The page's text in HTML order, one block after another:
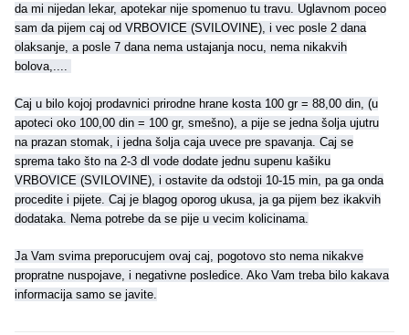
da mi nijedan lekar, apotekar nije spomenuo tu travu. Uglavnom poceo
sam da pijem caj od VRBOVICE (SVILOVINE), i vec posle 2 dana
olaksanje, a posle 7 dana nema ustajanja nocu, nema nikakvih
bolova,....
Caj u bilo kojoj prodavnici prirodne hrane kosta 100 gr = 88,00 din, (u
apoteci oko 100,00 din = 100 gr, smešno), a pije se jedna šolja ujutru
na prazan stomak, i jedna šolja caja uvece pre spavanja. Caj se
sprema tako što na 2-3 dl vode dodate jednu supenu kašiku
VRBOVICE (SVILOVINE), i ostavite da odstoji 10-15 min, pa ga onda
procedite i pijete. Caj je blagog oporog ukusa, ja ga pijem bez ikakvih
dodataka. Nema potrebe da se pije u vecim kolicinama.
Ja Vam svima preporucujem ovaj caj, pogotovo sto nema nikakve
propratne nuspojave, i negativne posledice. Ako Vam treba bilo kakava
informacija samo se javite.